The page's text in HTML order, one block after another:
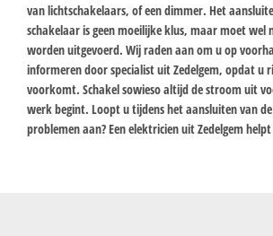
van lichtschakelaars, of een dimmer. Het
schakelaar is geen moeilijke klus, maar moet wel
worden uitgevoerd. Wij raden aan om u op
informeren door specialist uit Zedelgem, opdat u
voorkomt. Schakel sowieso altijd de stroom uit
werk begint. Loopt u tijdens het aansluiten van
problemen aan? Een elektricien uit Zedelgem